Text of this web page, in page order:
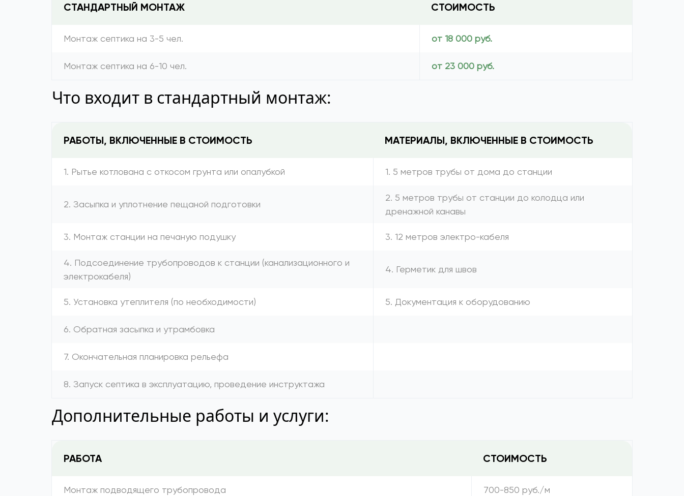
СТАНДАРТНЫЙ МОНТАЖ СТОИМОСТЬ
Монтаж септика на 3-5 чел. от 18 000 руб.
Монтаж септика на 6-10 чел. от 23 000 руб.
Что входит в стандартный монтаж:
РАБОТЫ, ВКЛЮЧЕННЫЕ В СТОИМОСТЬ МАТЕРИАЛЫ, ВКЛЮЧЕННЫЕ В СТОИМОСТЬ
1. Рытье котлована с откосом грунта или опалубкой 1. 5 метров трубы от дома до станции
2. Засыпка и уплотнение пещаной подготовки
2. 5 метров трубы от станции до колодца или
дренажной канавы
3. Монтаж станции на печаную подушку 3. 12 метров электро-кабеля
4. Подсоединение трубопроводов к станции (канализационного и
электрокабеля)
4. Герметик для швов
5. Установка утеплителя (по необходимости) 5. Документация к оборудованию
6. Обратная засыпка и утрамбовка
7. Окончательная планировка рельефа
8. Запуск септика в эксплуатацию, проведение инструктажа
Дополнительные работы и услуги:
РАБОТА СТОИМОСТЬ
Монтаж подводящего трубопровода 700-850 руб./м